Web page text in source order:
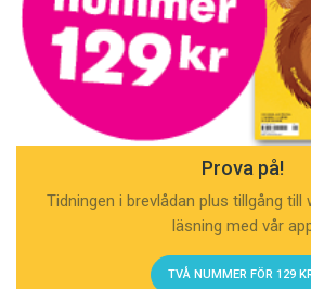
Prova på!
Tidningen i brevlådan plus tillgång till
läsning med vår
TVÅ NUMMER FÖR 129